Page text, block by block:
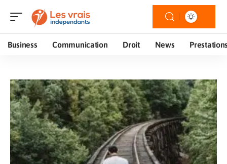
Business Communication Droit News